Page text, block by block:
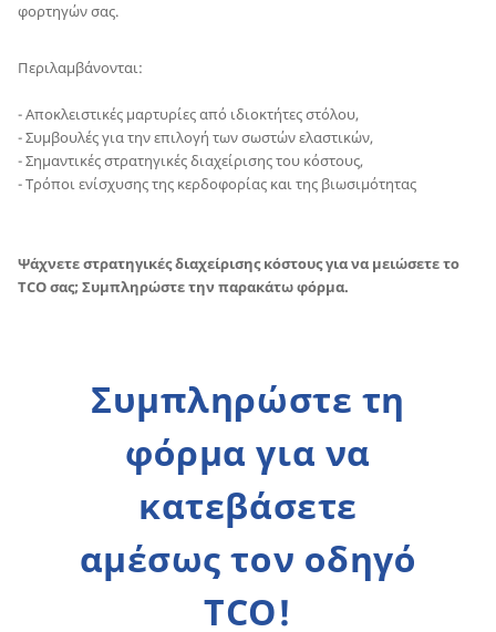
φορτηγών σας.
Περιλαμβάνονται:
- Αποκλειστικές μαρτυρίες από ιδιοκτήτες στόλου,
- Συμβουλές για την επιλογή των σωστών ελαστικών,
- Σημαντικές στρατηγικές διαχείρισης του κόστους,
- Τρόποι ενίσχυσης της κερδοφορίας και της βιωσιμότητας
Ψάχνετε στρατηγικές διαχείρισης κόστους για να μειώσετε το
TCO σας; Συμπληρώστε την παρακάτω φόρμα.
Συμπληρώστε τη
φόρμα για να
κατεβάσετε
αμέσως τον οδηγό
TCO!